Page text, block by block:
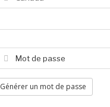
Générer un mot de passe